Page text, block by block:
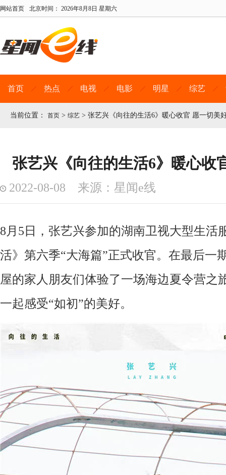
网站首页 北京时间： 2026年8月8日 星期六
首页 热点 电视 电影 明星 综艺
当前位置： 首页 > 综艺 > 张艺兴《向往的生活6》暖心收官 愿一切美
张艺兴《向往的生活6》暖心收
2022-08-08 来源：星闻e线
8 月 5 日 ，张艺兴参加的湖南卫视大型生活
活》第六季“大海篇”正式收官。 在最后一
屋的家人朋友们体验了一场海边夏令营之
一起感受“如初”的美好。